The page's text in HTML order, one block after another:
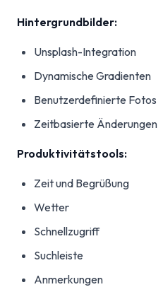
Hintergrundbilder:
Unsplash-Integration
Dynamische Gradienten
Benutzerdefinierte Fotos
Zeitbasierte Änderungen
Produktivitätstools:
Zeit und Begrüßung
Wetter
Schnellzugriff
Suchleiste
Anmerkungen